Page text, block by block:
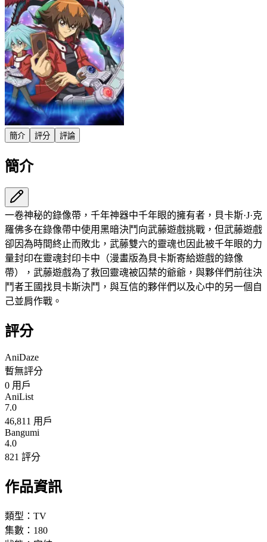
簡介 評分 評論
簡介
一卷神秘的錄像帶，千年神器中千年眼的擁有者，貝卡斯·J·克
羅佛多在錄像帶中使用黑暗決鬥向武藤遊戲挑戰，但武藤遊戲
卻因為時間終止而敗北，武藤雙六的靈魂也因此被千年眼的力
量封印在靈魂封印卡中（漫畫版為貝卡斯寄給遊戲的錄像
帶），武藤遊戲為了救回靈魂被囚禁的爺爺，與夥伴們前往決
鬥者王國找貝卡斯決鬥，與互信的夥伴們以及心中的另一個自
己並肩作戰。
評分
AniDaze
暫無評分
0 用戶
AniList
7.0
46,811 用戶
Bangumi
4.0
821 評分
作品資訊
類型： TV
集數： 180